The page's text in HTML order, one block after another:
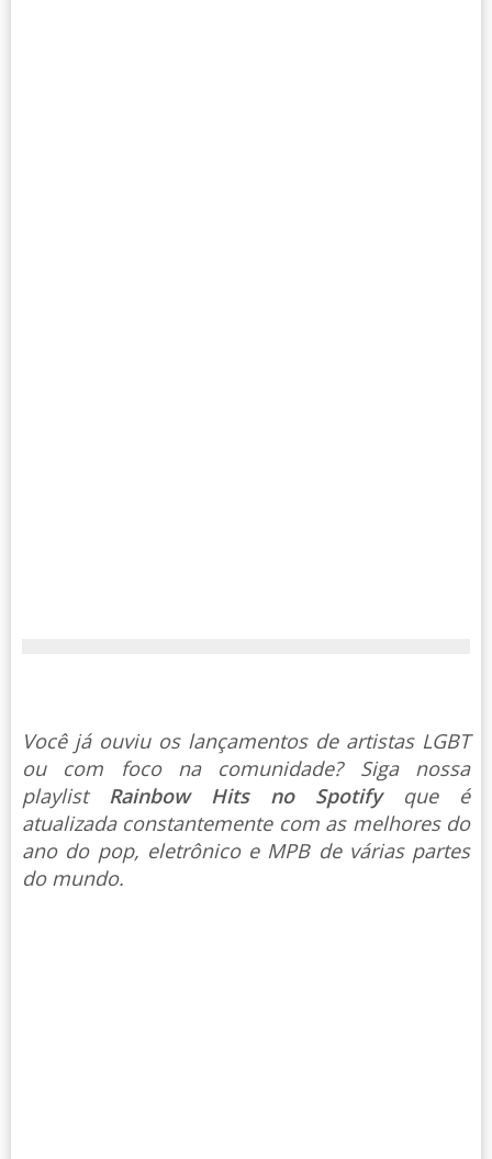
Você já ouviu os lançamentos de artistas LGBT
ou com foco na comunidade? Siga nossa
playlist Rainbow Hits no Spotify que é
atualizada constantemente com as melhores do
ano do pop, eletrônico e MPB de várias partes
do mundo.